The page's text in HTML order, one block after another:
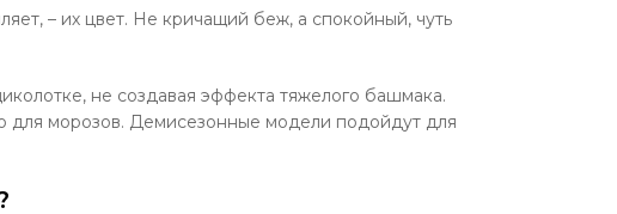
– их цвет. Не кричащий беж, а спокойный, чуть
не создавая эффекта тяжелого башмака.
для морозов. Демисезонные модели подойдут для